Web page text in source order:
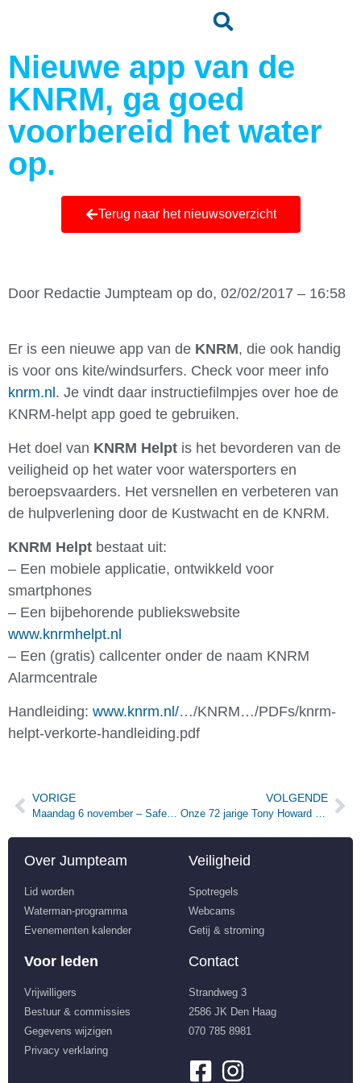
Nieuwe app van de
KNRM, ga goed
voorbereid het water
op.
Terug naar het nieuwsoverzicht
Door Redactie Jumpteam op do, 02/02/2017 – 16:58
Er is een nieuwe app van de KNRM, die ook handig
is voor ons kite/windsurfers. Check voor meer info
knrm.nl . Je vindt daar instructiefilmpjes over hoe de
KNRM-helpt app goed te gebruiken.
Het doel van KNRM Helpt is het bevorderen van de
veiligheid op het water voor watersporters en
beroepsvaarders. Het versnellen en verbeteren van
de hulpverlening door de Kustwacht en de KNRM.
KNRM Helpt bestaat uit:
– Een mobiele applicatie, ontwikkeld voor
smartphones
– Een bijbehorende publiekswebsite
www.knrmhelpt.nl
– Een (gratis) callcenter onder de naam KNRM
Alarmcentrale
Handleiding: www.knrm.nl/…/KNRM…/PDFs/knrm-
helpt-verkorte-handleiding.pdf
VORIGE
Maandag 6 november – Safety Clinic: Onderkoeling
VOLGENDE
Onze 72 jarige Tony Howard als kitesurfer op TV
Over Jumpteam
Lid worden
Waterman-programma
Evenementen kalender
Veiligheid
Spotregels
Webcams
Getij & stroming
Voor leden
Vrijwilligers
Bestuur & commissies
Gegevens wijzigen
Privacy verklaring
Contact
Strandweg 3
2586 JK Den Haag
070 785 8981